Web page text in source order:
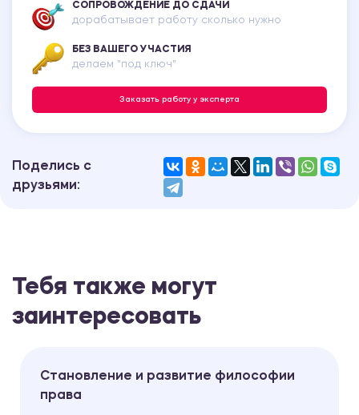
СОПРОВОЖДЕНИЕ ДО СДАЧИ
дорабатывает работу сколько нужно
БЕЗ ВАШЕГО УЧАСТИЯ
делаем "под ключ"
Заказать работу у эксперта
Поделись с
друзьями:
Тебя также могут
заинтересовать
Становление и развитие философии
права